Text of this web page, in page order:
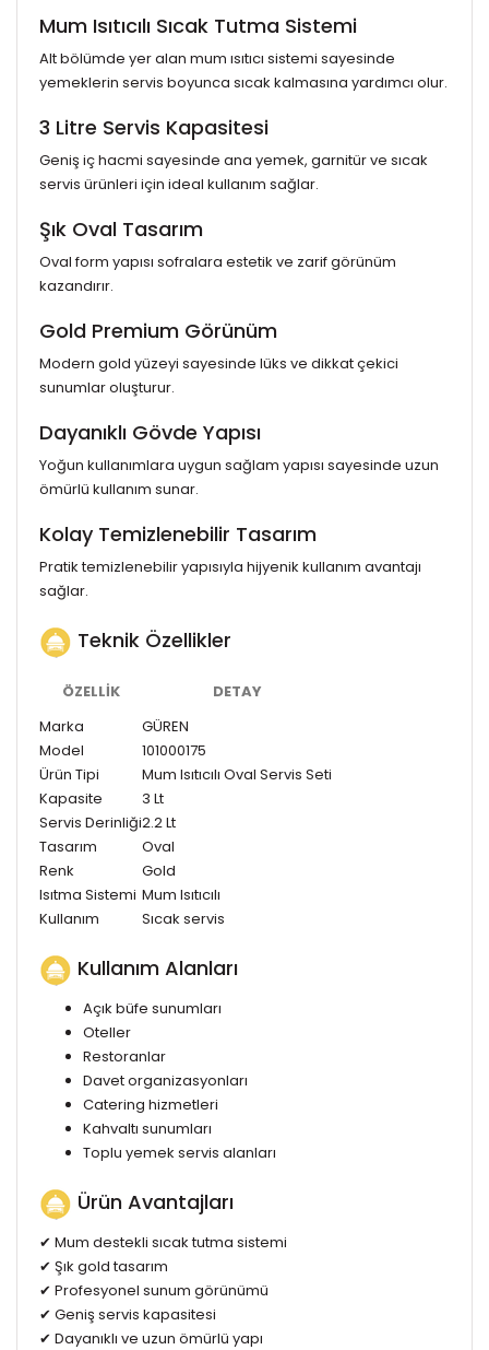
Mum Isıtıcılı Sıcak Tutma Sistemi
Alt bölümde yer alan mum ısıtıcı sistemi sayesinde
yemeklerin servis boyunca sıcak kalmasına yardımcı olur.
3 Litre Servis Kapasitesi
Geniş iç hacmi sayesinde ana yemek, garnitür ve sıcak
servis ürünleri için ideal kullanım sağlar.
Şık Oval Tasarım
Oval form yapısı sofralara estetik ve zarif görünüm
kazandırır.
Gold Premium Görünüm
Modern gold yüzeyi sayesinde lüks ve dikkat çekici
sunumlar oluşturur.
Dayanıklı Gövde Yapısı
Yoğun kullanımlara uygun sağlam yapısı sayesinde uzun
ömürlü kullanım sunar.
Kolay Temizlenebilir Tasarım
Pratik temizlenebilir yapısıyla hijyenik kullanım avantajı
sağlar.
Teknik Özellikler
ÖZELLIK
DETAY
Marka
GÜREN
Model
101000175
Ürün Tipi
Mum Isıtıcılı Oval Servis Seti
Kapasite
3 Lt
Servis Derinliği2.2 Lt
Tasarım
Oval
Renk
Gold
Isıtma Sistemi Mum Isıtıcılı
Kullanım
Sıcak servis
Kullanım Alanları
Açık büfe sunumları
Oteller
Restoranlar
Davet organizasyonları
Catering hizmetleri
Kahvaltı sunumları
Toplu yemek servis alanları
Ürün Avantajları
✔ Mum destekli sıcak tutma sistemi
✔ Şık gold tasarım
✔ Profesyonel sunum görünümü
✔ Geniş servis kapasitesi
✔ Dayanıklı ve uzun ömürlü yapı